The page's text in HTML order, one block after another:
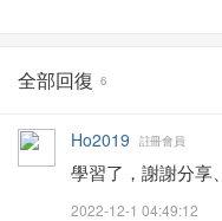
全部回復 6
Ho2019 註冊會員
學習了，謝謝分享
2022-12-1 04:49:12